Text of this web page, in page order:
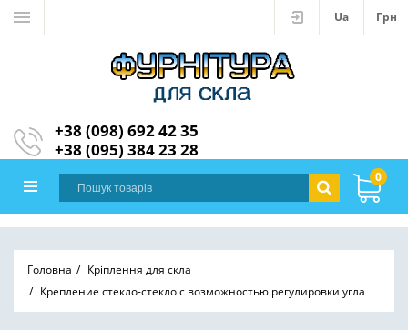
Ua Грн
+38 (098) 692 42 35
+38 (095) 384 23 28
0
Головна
Кріплення для скла
Крепление стекло-стекло с возможностью регулировки угла